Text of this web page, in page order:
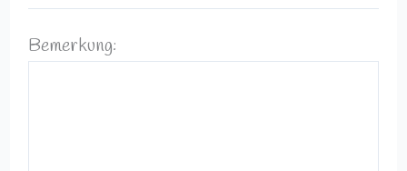
Bemerkung: